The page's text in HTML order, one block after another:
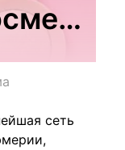
сеть